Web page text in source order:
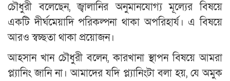
চৌধুরী বলেছেন, জ্বালানির অনুমানযোগ্য মূল্যের বিষয়ে
একটি দীর্ঘমেয়াদি পরিকল্পনা থাকা অপরিহার্য। এ বিষয়ে
আরও স্বচ্ছতা থাকা প্রয়োজন।
আহসান খান চৌধুরী বলেন, কারখানা স্থাপন বিষয়ে আমরা
প্ল্যানিং জানি না। আমাদের যদি প্ল্যানিংটা বলা হয়, যে অমুক